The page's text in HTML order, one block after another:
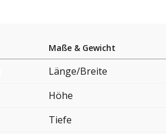
Maße & Gewicht
Länge/Breite
Höhe
Tiefe